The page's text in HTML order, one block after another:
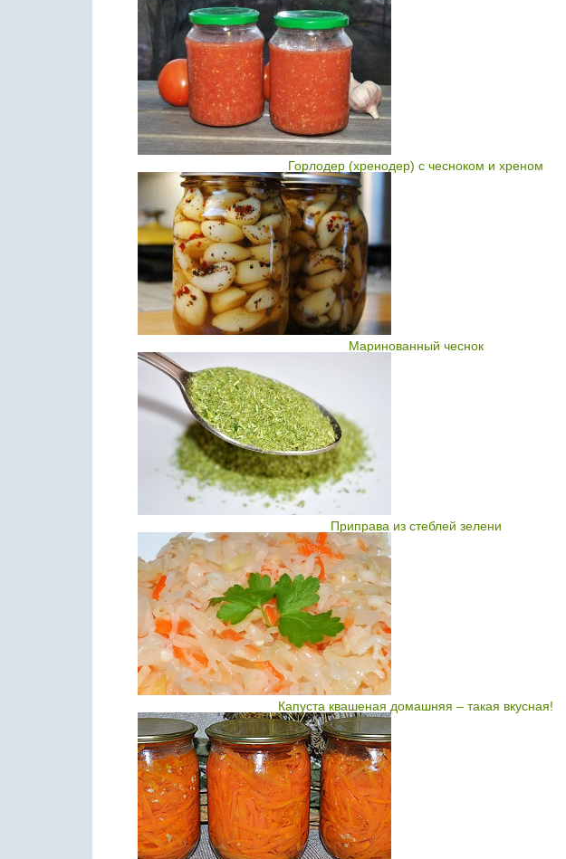
Горлодер (хренодер) с чесноком и хреном
Маринованный чеснок
Приправа из стеблей зелени
Капуста квашеная домашняя – такая вкусная!